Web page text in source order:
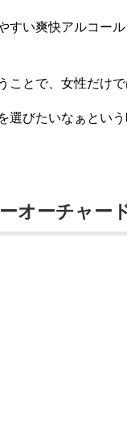
すい爽快アルコー
ことで、女性だけ
選びたいなぁとい
オーチャ